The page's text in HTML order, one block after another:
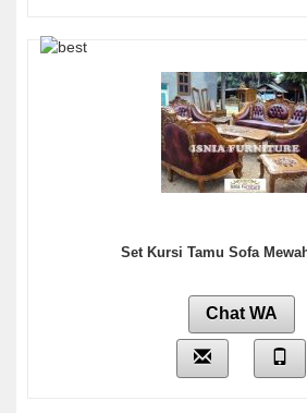
Set Kursi Tamu Sofa
Chat WA